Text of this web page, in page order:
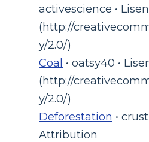
activescience •
(http://
y/2.0/)
Coal • oatsy40 •
(http://
y/2.0/)
Deforestation •
Attribution